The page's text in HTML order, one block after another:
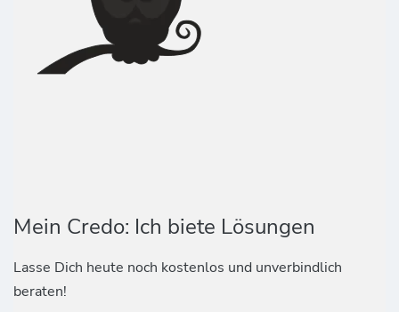
Mein Credo: Ich biete Lösungen
Lasse Dich heute noch kostenlos und unverbindlich
beraten!